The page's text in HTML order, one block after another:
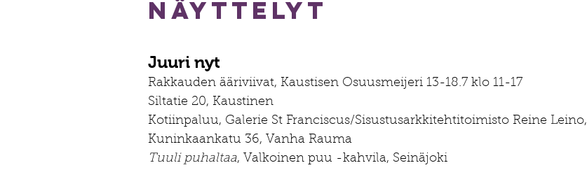
Näyttelyt
Juuri nyt​
Rakkauden ääriviivat, Kaustisen Osuusmeijeri 13-18.7 klo 11-17
Siltatie 20, Kaustinen
Kotiinpaluu, Galerie St Franciscus/Sisustusarkkitehtitoimisto Reine Leino,
Kuninkaankatu 36, Vanha Rauma
Tuuli puhaltaa, Valkoinen puu -kahvila, Seinäjoki